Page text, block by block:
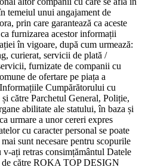
temeiul unui angajament de
prin care garantează ca aceste
furnizarea acestor informații
în vigoare, după cum urmează:
curierat, servicii de plată /
furnizate de companii cu
de ofertare pe piața a
Cumpărătorului cu
către Parchetul General, Poliție,
abilitate ale statului, în baza și
urmare a unor cereri expres
cu caracter personal se poate
sunt necesare pentru scopurile
v-ați retras consimțământul Datele
de către ROKA TOP DESIGN